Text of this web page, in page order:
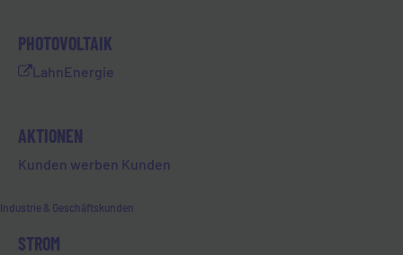
PHOTOVOLTAIK
LahnEnergie
AKTIONEN
Kunden werben Kunden
Industrie & Geschäftskunden
STROM
Strom) sowie Modernisierungsempfehlungen
zur Verbesserung der Energieeffizienz und
energetische Qualität eines Wohngebäudes
und ermöglicht somit Käufer:innen,
Einschätzung der zu erwartenden Heiz- und